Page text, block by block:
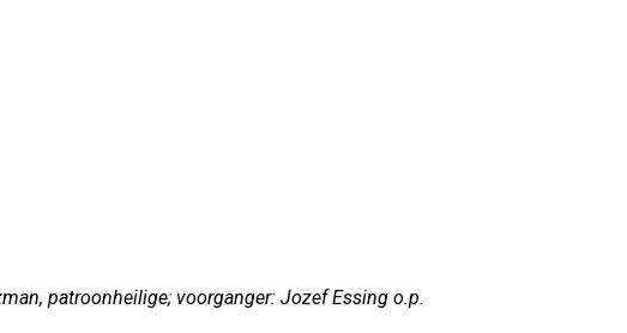
patroonheilige; voorganger: Jozef Essing o.p.